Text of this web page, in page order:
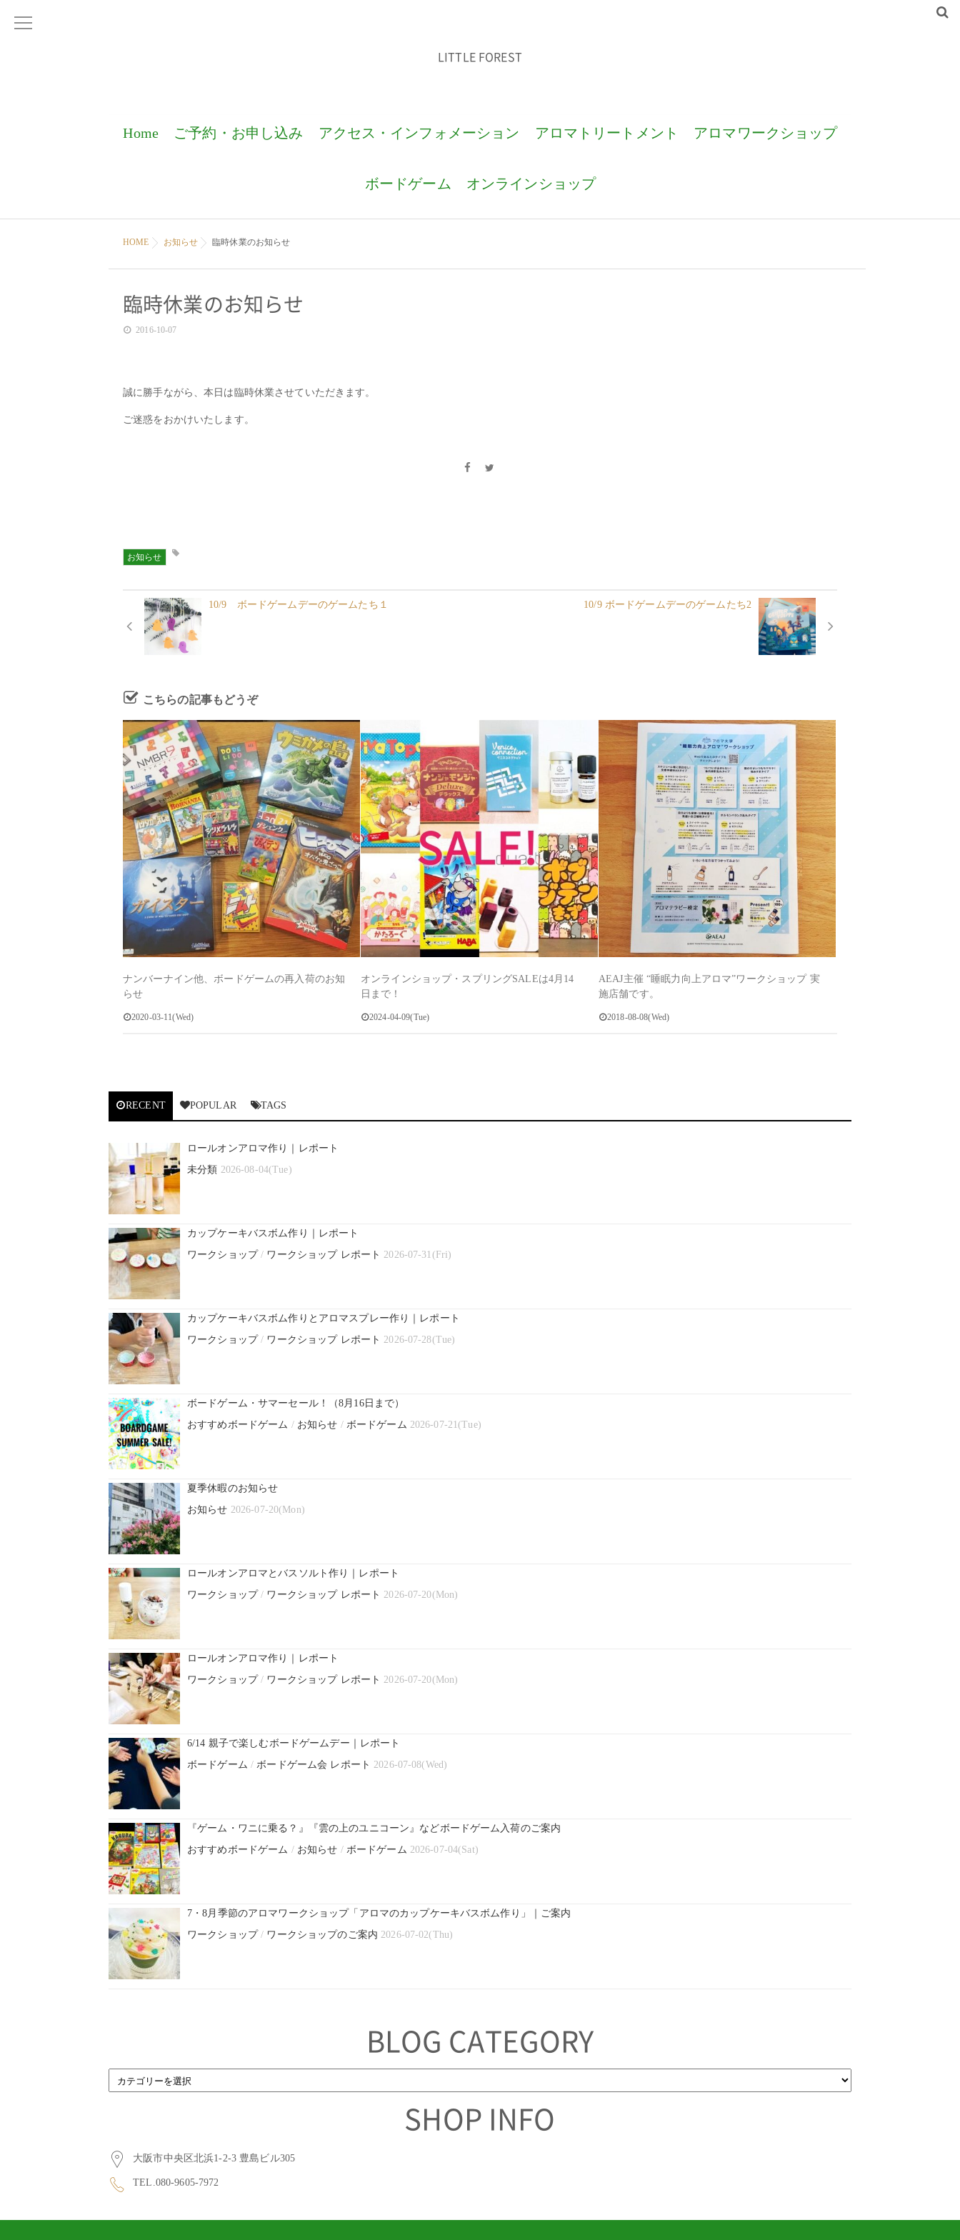
LITTLE FOREST
Home ご予約・お申し込み アクセス・インフォメーション アロマトリートメント アロマワークショップ
ボードゲーム オンラインショップ
HOME お知らせ 臨時休業のお知らせ
臨時休業のお知らせ
2016-10-07
誠に勝手ながら、本日は臨時休業させていただきます。
ご迷惑をおかけいたします。
お知らせ
10/9 ボードゲームデーのゲームたち１ 10/9 ボードゲームデーのゲームたち2
こちらの記事もどうぞ
ナンバーナイン他、ボードゲームの再入荷のお知
らせ
2020-03-11(Wed)
オンラインショップ・スプリングSALEは4月14
日まで！
2024-04-09(Tue)
AEAJ主催 “睡眠力向上アロマ”ワークショップ 実
施店舗です。
2018-08-08(Wed)
RECENT POPULAR TAGS
ロールオンアロマ作り｜レポート
未分類 2026-08-04(Tue)
カップケーキバスボム作り｜レポート
ワークショップ/ ワークショップ レポート 2026-07-31(Fri)
カップケーキバスボム作りとアロマスプレー作り｜レポート
ワークショップ/ ワークショップ レポート 2026-07-28(Tue)
ボードゲーム・サマーセール！（8月16日まで）
おすすめボードゲーム / お知らせ / ボードゲーム 2026-07-21(Tue)
夏季休暇のお知らせ
お知らせ 2026-07-20(Mon)
ロールオンアロマとバスソルト作り｜レポート
ワークショップ/ ワークショップ レポート 2026-07-20(Mon)
ロールオンアロマ作り｜レポート
ワークショップ/ ワークショップ レポート 2026-07-20(Mon)
6/14 親子で楽しむボードゲームデー｜レポート
ボードゲーム /ボードゲーム会 レポート 2026-07-08(Wed)
『ゲーム・ワニに乗る？』『雲の上のユニコーン』などボードゲーム入荷のご案内
おすすめボードゲーム / お知らせ / ボードゲーム 2026-07-04(Sat)
7・8月季節のアロマワークショップ「アロマのカップケーキバスボム作り」｜ご案内
ワークショップ/ ワークショップのご案内 2026-07-02(Thu)
BLOG CATEGORY
BLOG
CATEGORY
SHOP INFO
大阪市中央区北浜1-2-3 豊島ビル305
TEL.080-9605-7972